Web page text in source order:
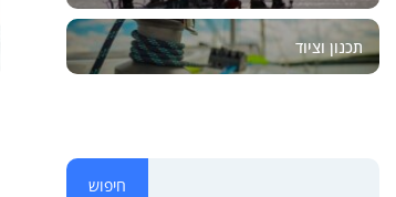
תכנון וציוד
חיפוש